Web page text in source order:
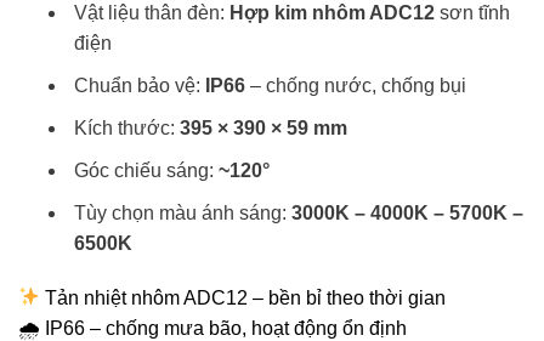
Vật liệu thân đèn: Hợp kim nhôm ADC12sơn tĩnh
điện
Chuẩn bảo vệ: IP66– chống nước, chống bụi
Kích thước: 395 × 390 × 59 mm
Góc chiếu sáng: ~120°
Tùy chọn màu ánh sáng: 3000K – 4000K – 5700K –
6500K
Tản nhiệt nhôm ADC12 – bền bỉ theo thời gian
🌧 IP66 – chống mưa bão, hoạt động ổn định